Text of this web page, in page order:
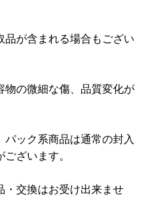
品が含まれる場合もござい
物の微細な傷、品質変化が
パック系商品は通常の封入
ざいます。
・交換はお受け出来ませ